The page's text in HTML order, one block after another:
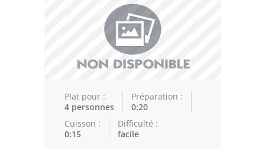
Cuisine Algérienne
Cuisine Tunisienne
Cuisine Juive
Cuisine Libanaise
Plat pour :
4 personnes
Préparation :
0:20
Cuisson :
0:15
Difficulté :
facile